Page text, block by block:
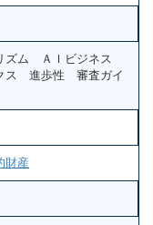
ズム ＡＩビジネス
ス 進歩性 審査ガイ
財産